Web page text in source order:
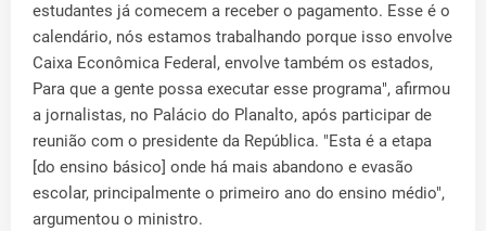
estudantes já comecem a receber o pagamento. Esse é o
calendário, nós estamos trabalhando porque isso envolve
Caixa Econômica Federal, envolve também os estados,
Para que a gente possa executar esse programa", afirmou
a jornalistas, no Palácio do Planalto, após participar de
reunião com o presidente da República. "Esta é a etapa
[do ensino básico] onde há mais abandono e evasão
escolar, principalmente o primeiro ano do ensino médio",
argumentou o ministro.